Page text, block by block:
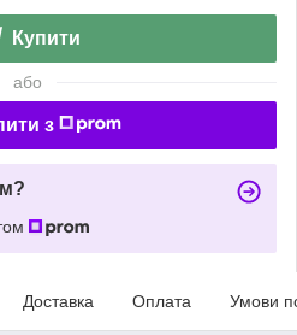
Купити
або
з
Доставка Оплата Умови